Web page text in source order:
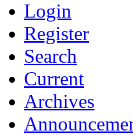
Login
Register
Search
Current
Archives